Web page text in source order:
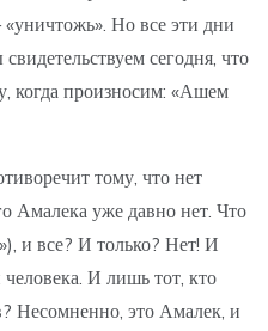
когда произносим: «Ашем
тому, что нет
Амалека уже давно нет. Что
и все? И только? Нет! И
И лишь тот, кто
Несомненно, это Амалек, и